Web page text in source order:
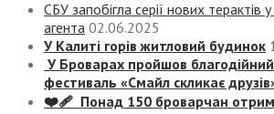
СБУ запобігла серії нових терактів
агента 02.06.2025
У Калиті горів житловий будинок
У Броварах пройшов
фестиваль «Смайл скликає
❤️‍🩹 Понад 150 броварчан